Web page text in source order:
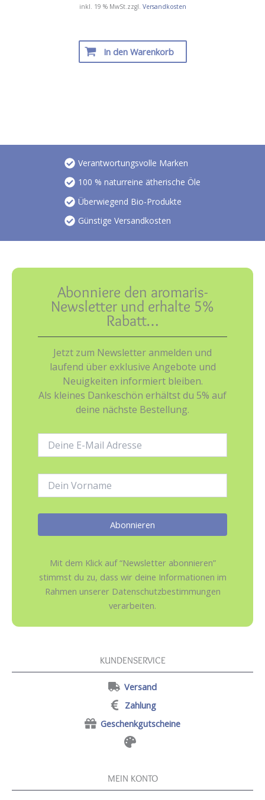
inkl. 19 % MwSt.zzgl. Versandkosten
In den Warenkorb
Verantwortungsvolle Marken
100 % naturreine ätherische Öle
Überwiegend Bio-Produkte
Günstige Versandkosten
Abonniere den aromaris-
Newsletter und erhalte 5%
Rabatt…
Jetzt zum Newsletter anmelden und
laufend über exklusive Angebote und
Neuigkeiten informiert bleiben.
Als kleines Dankeschön erhältst du 5% auf
deine nächste Bestellung.
Mail-
Mit dem Klick auf “Newsletter abonnieren”
stimmst du zu, dass wir deine Informationen im
Rahmen unserer Datenschutzbestimmungen
verarbeiten.
KUNDENSERVICE
Versand
Zahlung
Geschenkgutscheine
MEIN KONTO